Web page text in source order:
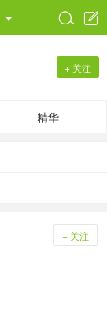


+ 关注
精华
+ 关注